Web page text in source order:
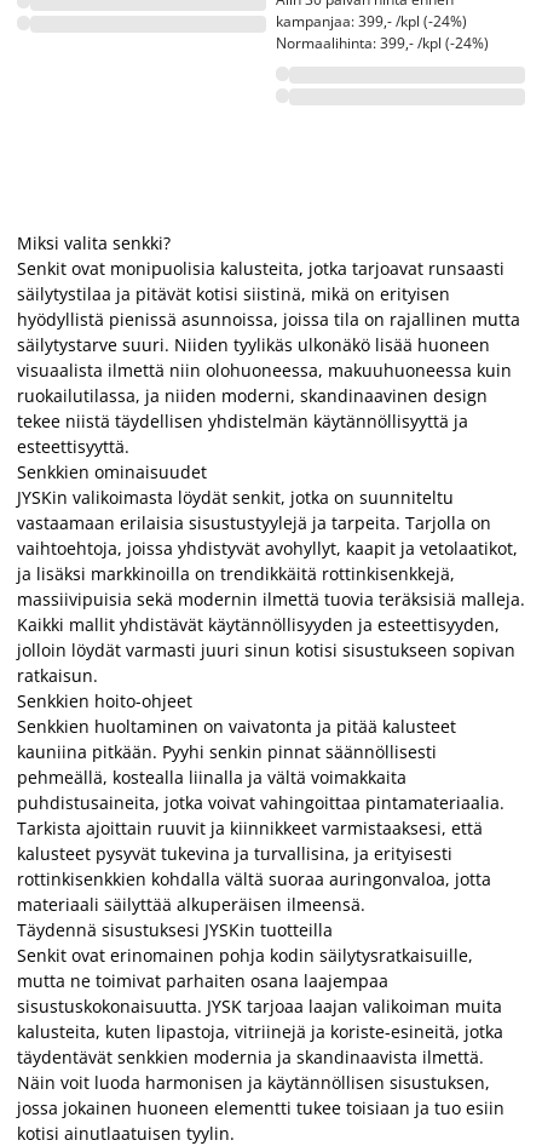
kampanjaa: 399,- /kpl (-24%)
Normaalihinta: 399,- /kpl (-24%)
Miksi valita senkki?
Senkit ovat monipuolisia kalusteita, jotka tarjoavat runsaasti
säilytystilaa ja pitävät kotisi siistinä, mikä on erityisen
hyödyllistä pienissä asunnoissa, joissa tila on rajallinen mutta
säilytystarve suuri. Niiden tyylikäs ulkonäkö lisää huoneen
visuaalista ilmettä niin olohuoneessa, makuuhuoneessa kuin
ruokailutilassa, ja niiden moderni, skandinaavinen design
tekee niistä täydellisen yhdistelmän käytännöllisyyttä ja
esteettisyyttä.
Senkkien ominaisuudet
JYSKin valikoimasta löydät senkit, jotka on suunniteltu
vastaamaan erilaisia sisustustyylejä ja tarpeita. Tarjolla on
vaihtoehtoja, joissa yhdistyvät avohyllyt, kaapit ja vetolaatikot,
ja lisäksi markkinoilla on trendikkäitä rottinkisenkkejä,
massiivipuisia sekä modernin ilmettä tuovia teräksisiä malleja.
Kaikki mallit yhdistävät käytännöllisyyden ja esteettisyyden,
jolloin löydät varmasti juuri sinun kotisi sisustukseen sopivan
ratkaisun.
Senkkien hoito-ohjeet
Senkkien huoltaminen on vaivatonta ja pitää kalusteet
kauniina pitkään. Pyyhi senkin pinnat säännöllisesti
pehmeällä, kostealla liinalla ja vältä voimakkaita
puhdistusaineita, jotka voivat vahingoittaa pintamateriaalia.
Tarkista ajoittain ruuvit ja kiinnikkeet varmistaaksesi, että
kalusteet pysyvät tukevina ja turvallisina, ja erityisesti
rottinkisenkkien kohdalla vältä suoraa auringonvaloa, jotta
materiaali säilyttää alkuperäisen ilmeensä.
Täydennä sisustuksesi JYSKin tuotteilla
Senkit ovat erinomainen pohja kodin säilytysratkaisuille,
mutta ne toimivat parhaiten osana laajempaa
sisustuskokonaisuutta. JYSK tarjoaa laajan valikoiman muita
kalusteita, kuten lipastoja, vitriinejä ja koriste-esineitä, jotka
täydentävät senkkien modernia ja skandinaavista ilmettä.
Näin voit luoda harmonisen ja käytännöllisen sisustuksen,
jossa jokainen huoneen elementti tukee toisiaan ja tuo esiin
kotisi ainutlaatuisen tyylin.